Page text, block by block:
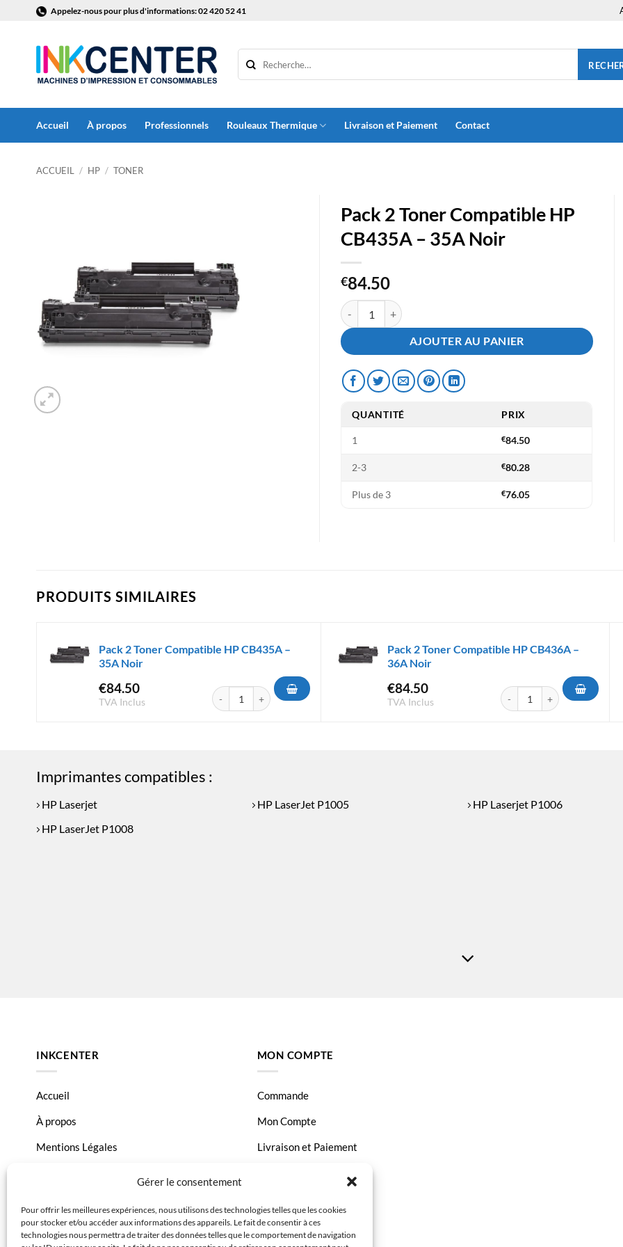
Gérer le consentement
Pour offrir les meilleures expériences, nous utilisons des technologies telles que les cookies
pour stocker et/ou accéder aux informations des appareils. Le fait de consentir à ces
technologies nous permettra de traiter des données telles que le comportement de navigation
contenu
Appelez-nous pour plus d'informations: 02 420 52 41
Accueil À propos Professionnels Rouleaux Thermique Livraison et Paiement Contact
ACCUEIL / HP / TONER
Pack 2 Toner Compatible HP
CB435A – 35A Noir
€84.50
quantité de Pack 2 Toner Compatible HP CB435A - 35A Noir
AJOUTER AU PANIER
QUANTITÉ PRIX
1 €84.50
2-3 €80.28
Plus de 3 €76.05
PRODUITS SIMILAIRES
Pack 2 Toner Compatible HP CB435A –
35A Noir
€84.50
TVA Inclus
quantité de Pack 2 Toner Compatible HP CB435A - 35A Noir
Pack 2 Toner Compatible HP CB436A –
36A Noir
€84.50
TVA Inclus
quantité de Pack 2 Toner
Imprimantes compatibles :
HP Laserjet HP LaserJet P1005 HP Laserjet P1006
HP LaserJet P1008
INKCENTER
Accueil
À propos
Mentions Légales
Politique de confidentialité
MON COMPTE
Commande
Mon Compte
Livraison et Paiement